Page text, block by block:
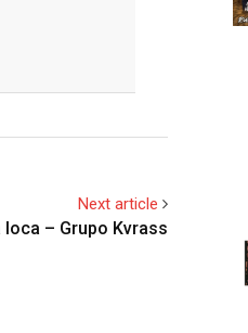
Next article
loca – Grupo Kvrass